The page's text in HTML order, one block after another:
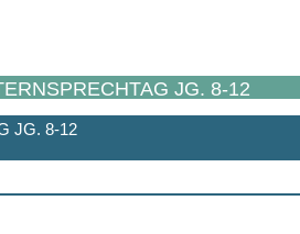
JG. 8-12
JG. 8-12